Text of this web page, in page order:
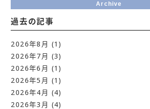
Archive
過去の記事
2026年8月 (1)
2026年7月 (3)
2026年6月 (1)
2026年5月 (1)
2026年4月 (4)
2026年3月 (4)